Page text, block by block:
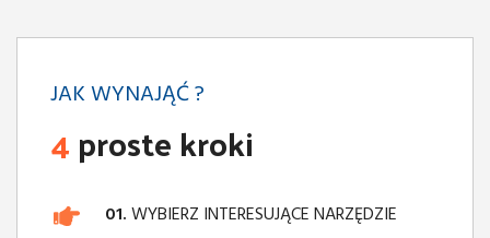
JAK WYNAJĄĆ ?
4proste kroki
01.WYBIERZ INTERESUJĄCE NARZĘDZIE